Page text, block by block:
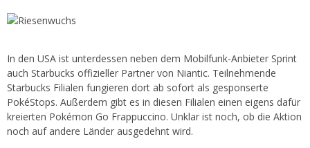
In den USA ist unterdessen neben dem Mobilfunk-Anbieter Sprint
auch Starbucks offizieller Partner von Niantic. Teilnehmende
Starbucks Filialen fungieren dort ab sofort als gesponserte
PokéStops. Außerdem gibt es in diesen Filialen einen eigens dafür
kreierten Pokémon Go Frappuccino. Unklar ist noch, ob die Aktion
noch auf andere Länder ausgedehnt wird.